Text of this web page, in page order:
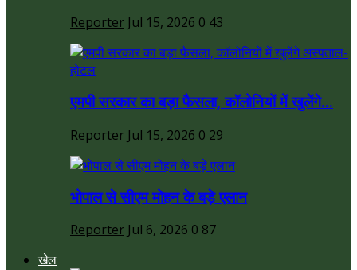
Reporter Jul 15, 2026 0 43
एमपी सरकार का बड़ा फैसला, कॉलोनियों में खुलेंगे...
Reporter Jul 15, 2026 0 29
भोपाल से सीएम मोहन के बड़े एलान
Reporter Jul 6, 2026 0 87
खेल